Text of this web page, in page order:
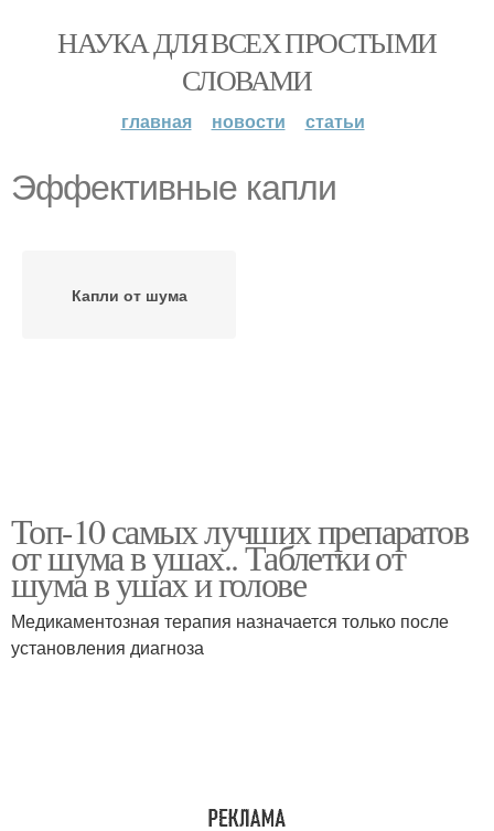
НАУКА ДЛЯ ВСЕХ ПРОСТЫМИ
СЛОВАМИ
главная новости статьи
Эффективные капли
Капли от шума
Топ-10 самых лучших препаратов
от шума в ушах.. Таблетки от
шума в ушах и голове
Медикаментозная терапия назначается только после
установления диагноза